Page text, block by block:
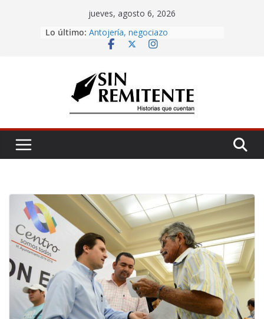
jueves, agosto 6, 2026
Lo último: Amor eterno
Antojería, negociazo
Misa de 12